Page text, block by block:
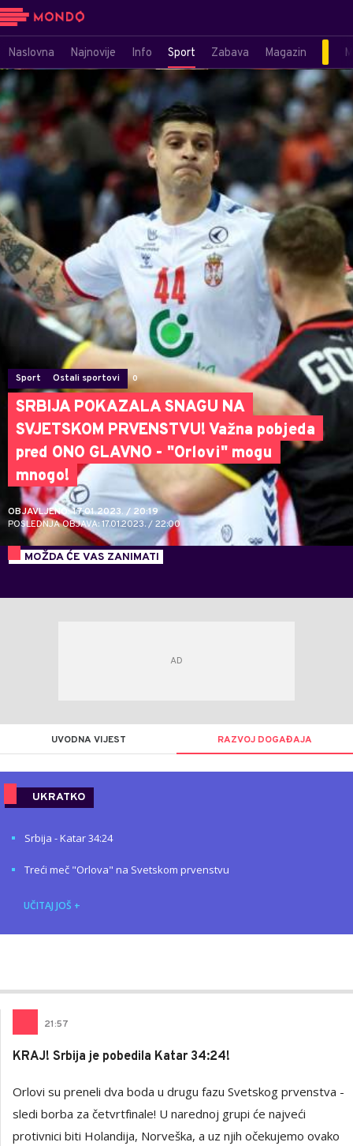
Naslovna Najnovije Info Sport Zabava Magazin
Sport Ostali sportovi 0
SRBIJA POKAZALA SNAGU NA
SVJETSKOM PRVENSTVU! Važna pobjeda
pred ONO GLAVNO - "Orlovi" mogu
mnogo!
OBJAVLJENO: 17.01.2023. / 20:19
POSLEDNJA OBJAVA: 17.01.2023. / 22:00
MOŽDA ĆE VAS ZANIMATI
UVODNA VIJEST RAZVOJ DOGAĐAJA
21:57
KRAJ! Srbija je pobedila Katar 34:24!
Orlovi su preneli dva boda u drugu fazu Svetskog prvenstva -
sledi borba za četvrtfinale! U narednoj grupi će najveći
protivnici biti Holandija, Norveška, a uz njih očekujemo ovako
UKRATKO
Srbija - Katar 34:24
Treći meč "Orlova" na Svetskom prvenstvu
UČITAJ JOŠ +